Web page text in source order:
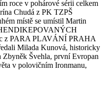
roce v pohárové sérii celkem
Chudá z PK TZPŠ
místě se umístil Martin
z PARA PLAVÁNÍ PRAHA
Milada Kunová, historicky
Švehla, první Evropan
v polovičním Ironmanu,